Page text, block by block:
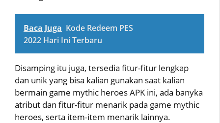
Baca Juga Kode Redeem PES
2022 Hari Ini Terbaru
Disamping itu juga, tersedia fitur-fitur lengkap
dan unik yang bisa kalian gunakan saat kalian
bermain game mythic heroes APK ini, ada banyka
atribut dan fitur-fitur menarik pada game mythic
heroes, serta item-item menarik lainnya.